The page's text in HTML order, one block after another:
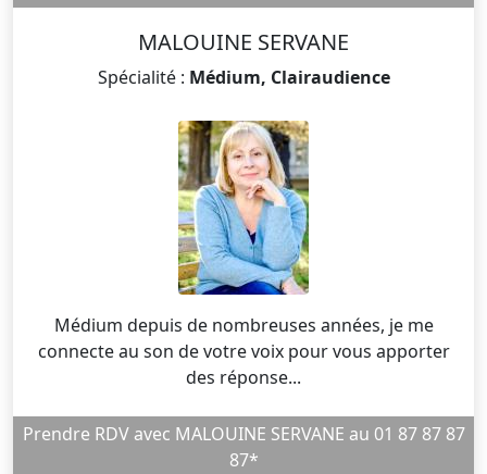
MALOUINE SERVANE
Spécialité : Médium, Clairaudience
Médium depuis de nombreuses années, je me
connecte au son de votre voix pour vous apporter
des réponse...
Prendre RDV avec MALOUINE SERVANE au 01 87 87 87
87*